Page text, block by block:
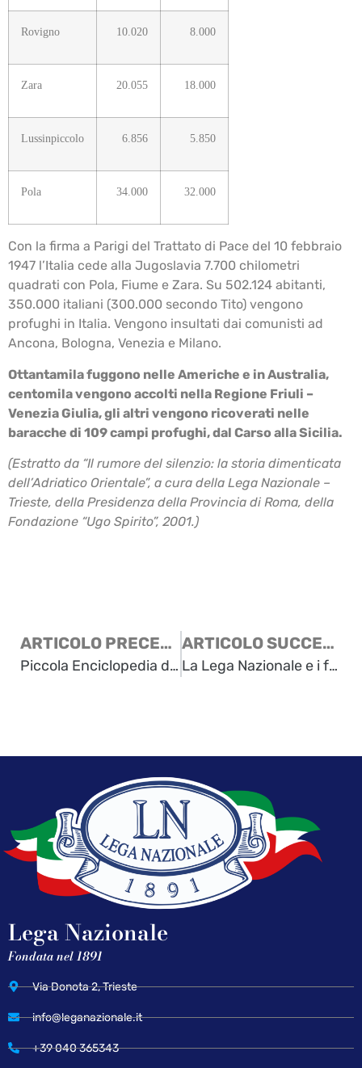
Rovigno 10.020 8.000
Zara 20.055 18.000
Lussinpiccolo 6.856 5.850
Pola 34.000 32.000
Con la firma a Parigi del Trattato di Pace del 10 febbraio
1947 l’Italia cede alla Jugoslavia 7.700 chilometri
quadrati con Pola, Fiume e Zara. Su 502.124 abitanti,
350.000 italiani (300.000 secondo Tito) vengono
profughi in Italia. Vengono insultati dai comunisti ad
Ancona, Bologna, Venezia e Milano.
Ottantamila fuggono nelle Americhe e in Australia,
centomila vengono accolti nella Regione Friuli –
Venezia Giulia, gli altri vengono ricoverati nelle
baracche di 109 campi profughi, dal Carso alla Sicilia.
(Estratto da “Il rumore del silenzio: la storia dimenticata
dell’Adriatico Orientale”, a cura della Lega Nazionale –
Trieste, della Presidenza della Provincia di Roma, della
Fondazione “Ugo Spirito”, 2001.)
ARTICOLO PRECEDENTE
Piccola Enciclopedia della Venezia Giulia e Dalmazia
ARTICOLO SUCCESSIVO
La Lega Nazionale e i fatti del ’53. La discrasia triestina – di Paolo Sardos Albertini
Lega Nazionale
Fondata nel 1891
Via Donota 2, Trieste
info@leganazionale.it
+39 040 365343